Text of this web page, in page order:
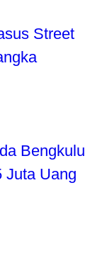
Street
Bengkulu
Juta Uang